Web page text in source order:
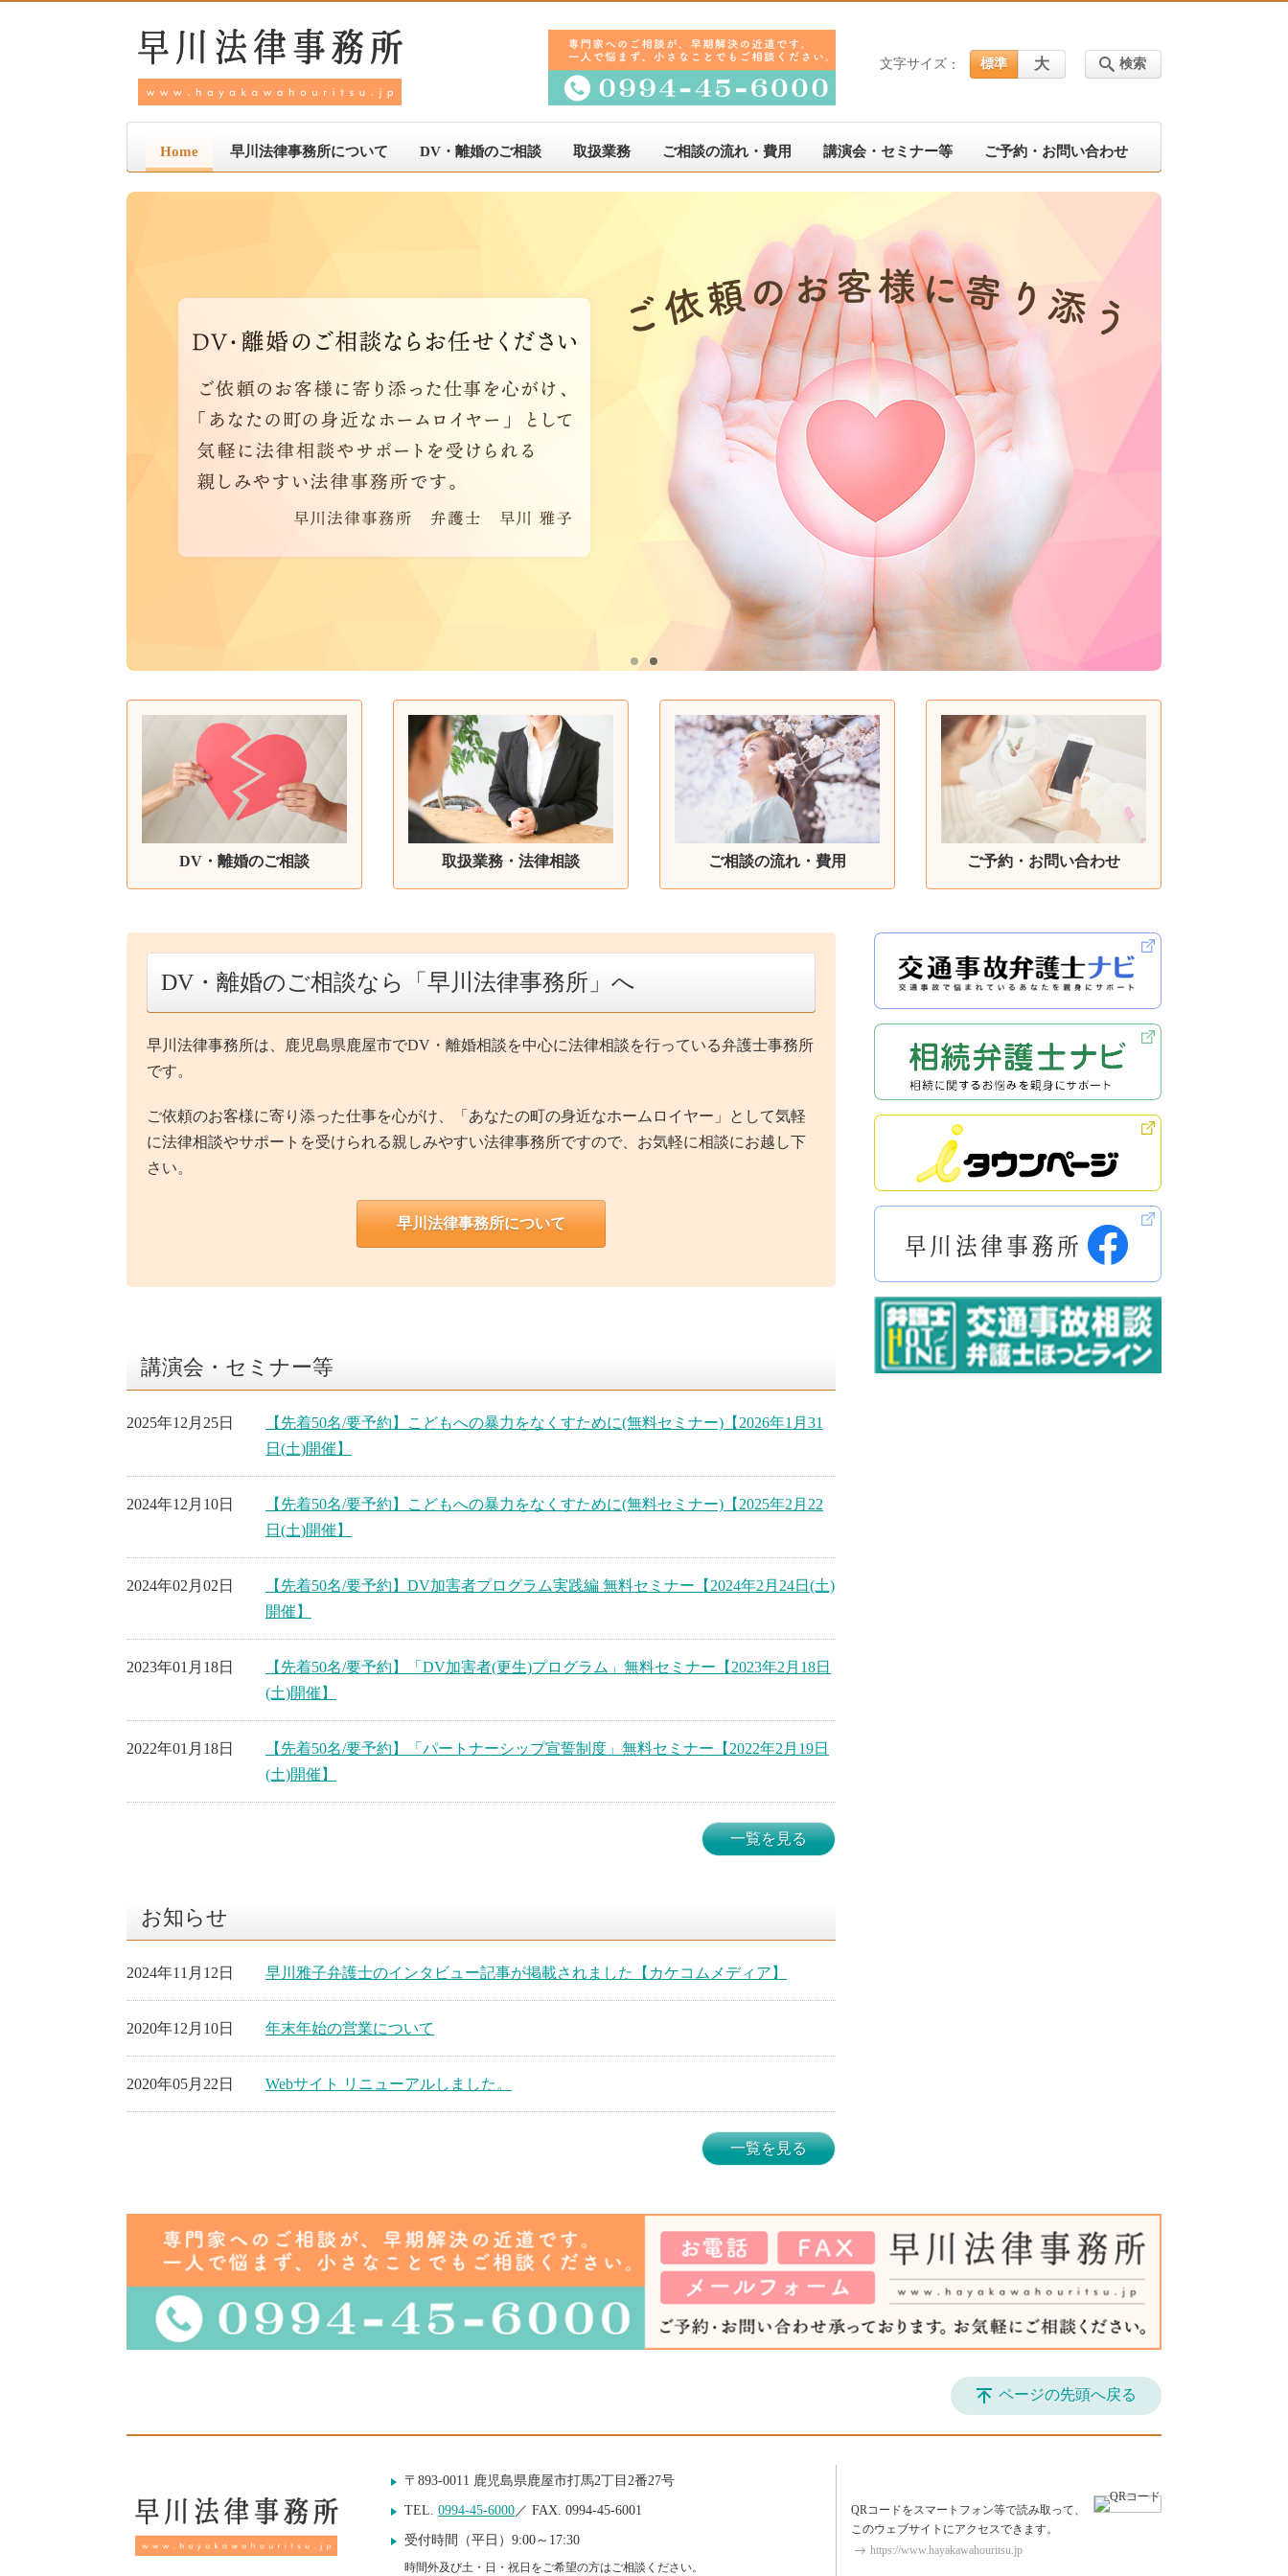
Home 早川法律事務所について DV・離婚のご相談 取扱業務 ご相談の流れ・費用 講演会・セミナー等 ご予約・お問い合わせ
検索
文字サイズ 標準 大
DV・離婚のご相談 取扱業務・法律相談 ご相談の流れ・費用 ご予約・お問い合わせ
DV・離婚のご相談なら「早川法律事務所」へ
早川法律事務所は、鹿児島県鹿屋市でDV・離婚相談を中心に法律相談を行っている弁護士事務所
です。
ご依頼のお客様に寄り添った仕事を心がけ、「あなたの町の身近なホームロイヤー」として気軽
に法律相談やサポートを受けられる親しみやすい法律事務所ですので、お気軽に相談にお越し下
さい。
早川法律事務所について
講演会・セミナー等
【先着50名/要予約】こどもへの暴力をなくすために(無料セミナー)【2026年1月31
日(土)開催】
2025年12月25日
【先着50名/要予約】こどもへの暴力をなくすために(無料セミナー)【2025年2月22
日(土)開催】
2024年12月10日
【先着50名/要予約】DV加害者プログラム実践編 無料セミナー【2024年2月24日(土)
開催】
2024年02月02日
【先着50名/要予約】「DV加害者(更生)プログラム」無料セミナー【2023年2月18日
(土)開催】
2023年01月18日
【先着50名/要予約】「パートナーシップ宣誓制度」無料セミナー【2022年2月19日
(土)開催】
2022年01月18日
一覧を見る
お知らせ
早川雅子弁護士のインタビュー記事が掲載されました【カケコムメディア】
2024年11月12日
年末年始の営業について
2020年12月10日
Webサイト リニューアルしました。
2020年05月22日
一覧を見る
ページの先頭へ戻る
〒893-0011 鹿児島県鹿屋市打馬2丁目2番27号
TEL. 0994-45-6000／ FAX. 0994-45-6001
受付時間（平日）9:00～17:30
時間外及び土・日・祝日をご希望の方はご相談ください。
QRコードをスマートフォン等で読み取って、
このウェブサイトにアクセスできます。
https://www.hayakawahouritsu.jp